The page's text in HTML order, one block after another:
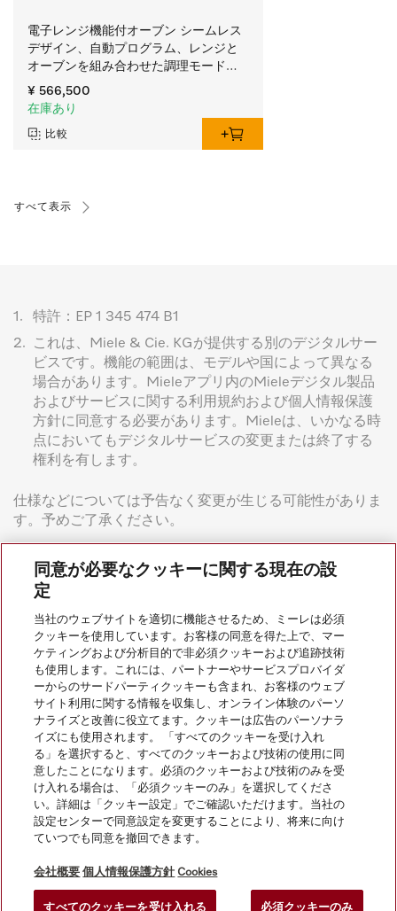
電子レンジ機能付オーブン シームレス
デザイン、自動プログラム、レンジと
オーブンを組み合わせた調理モード搭
載。
¥ 566,500
在庫あり
比較
すべて表示
1.
特許：EP 1 345 474 B1
2.
これは、Miele & Cie. KGが提供する別のデジタルサー
ビスです。機能の範囲は、モデルや国によって異なる
場合があります。Mieleアプリ内のMieleデジタル製品
およびサービスに関する利用規約および個人情報保護
方針に同意する必要があります。Mieleは、いかなる時
点においてもデジタルサービスの変更または終了する
権利を有します。
仕様などについては予告なく変更が生じる可能性がありま
す。予めご了承ください。
会社案内
サービス
同意が必要なクッキーに関する現在の設
定
当社のウェブサイトを適切に機能させるため、ミーレは必須
クッキーを使用しています。お客様の同意を得た上で、マー
ケティングおよび分析目的で非必須クッキーおよび追跡技術
も使用します。これには、パートナーやサービスプロバイダ
ーからのサードパーティクッキーも含まれ、お客様のウェブ
サイト利用に関する情報を収集し、オンライン体験のパーソ
ナライズと改善に役立てます。クッキーは広告のパーソナラ
イズにも使用されます。 「すべてのクッキーを受け入れ
る」を選択すると、すべてのクッキーおよび技術の使用に同
意したことになります。必須のクッキーおよび技術のみを受
け入れる場合は、「必須クッキーのみ」を選択してくださ
い。詳細は「クッキー設定」でご確認いただけます。当社の
設定センターで同意設定を変更することにより、将来に向け
ていつでも同意を撤回できます。
会社概要 個人情報保護方針 Cookies
すべてのクッキーを受け入れる 必須クッキーのみ